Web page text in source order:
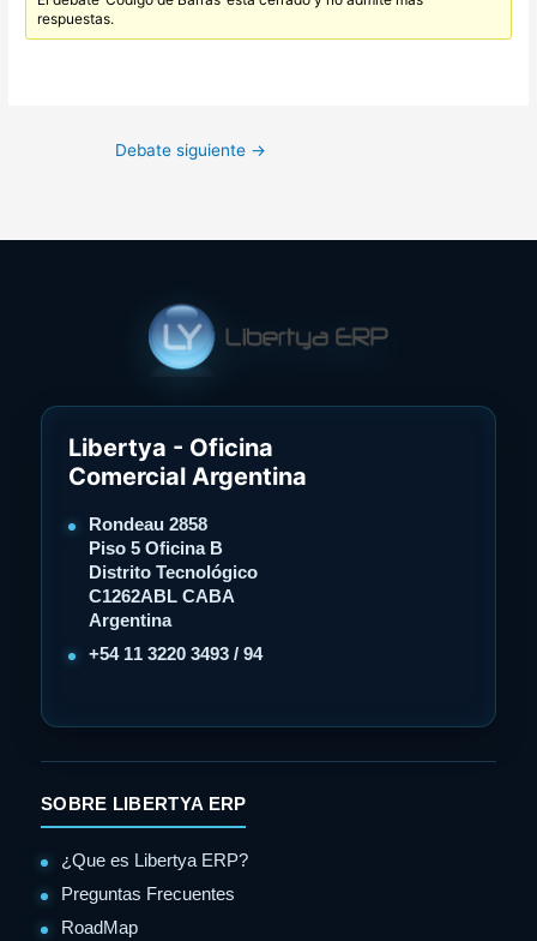
respuestas.
Debate siguiente →
Libertya - Oficina
Comercial Argentina
Rondeau 2858
Piso 5 Oficina B
Distrito Tecnológico
C1262ABL CABA
Argentina
+54 11 3220 3493 / 94
SOBRE LIBERTYA ERP
¿Que es Libertya ERP?
Preguntas Frecuentes
RoadMap